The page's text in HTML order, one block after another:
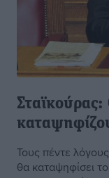
Σταϊκούρας:
Τους πέντε
θα καταψηφίσει